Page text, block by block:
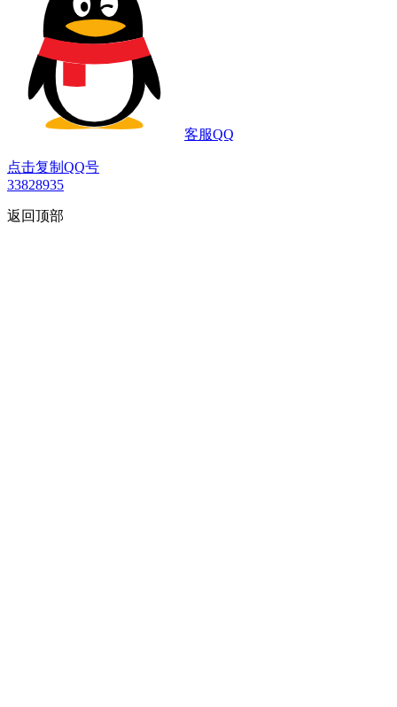
客服QQ
点击复制QQ号
33828935
返回顶部